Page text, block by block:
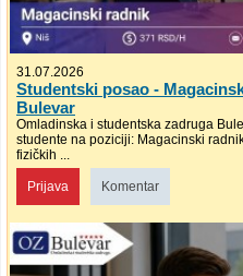
31.07.2026
Studentski posao -
Bulevar
Omladinska i studentska zadruga
studente na poziciji: Magacinski
fizičkih ...
Prijava Komentar